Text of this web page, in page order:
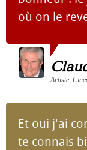
où on le
Artiste,
Et oui j'ai
te connais